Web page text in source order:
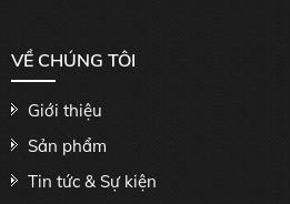
VỀ CHÚNG TÔI
Giới thiệu
Sản phẩm
Tin tức & Sự kiện